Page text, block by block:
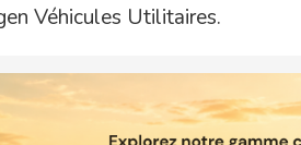
Véhicules Utilitaires.